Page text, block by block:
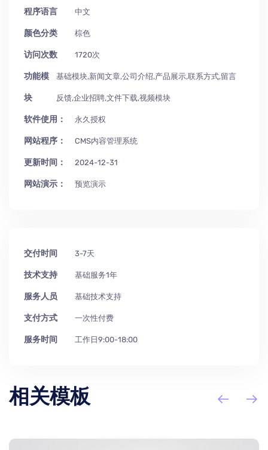
程序语言 中文
颜色分类 棕色
访问次数 1720次
功能模
块
基础模块,新闻文章,公司介绍,产品展示,联系方式,留言
反馈,企业招聘,文件下载,视频模块
软件使用： 永久授权
网站程序： CMS内容管理系统
更新时间： 2024-12-31
网站演示： 预览演示
交付时间 3-7天
技术支持 基础服务1年
服务人员 基础技术支持
支付方式 一次性付费
服务时间 工作日9:00-18:00
相关模板